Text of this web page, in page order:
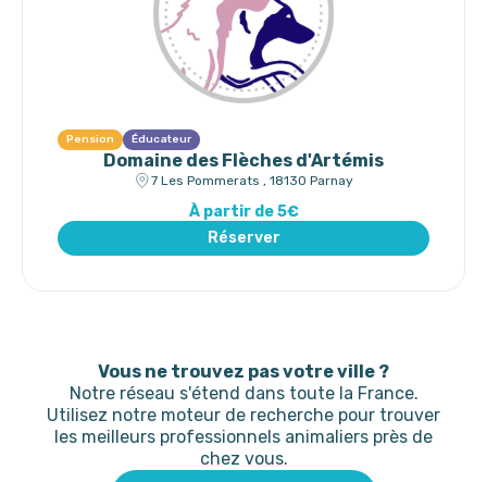
Pension Éducateur
Domaine des Flèches d'Artémis
7 Les Pommerats , 18130 Parnay
À partir de 5€
Réserver
Vous ne trouvez pas votre ville ?
Notre réseau s'étend dans toute la France.
Utilisez notre moteur de recherche pour trouver
les meilleurs professionnels animaliers près de
chez vous.